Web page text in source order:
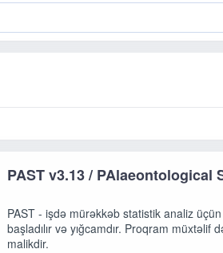
PAST v3.13 / PAlaeontological
PAST - işdə mürəkkəb statistik analiz
başladılır və yığcamdır. Proqram
malikdir.